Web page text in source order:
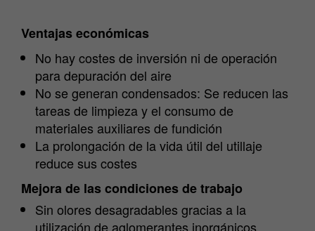
Ventajas económicas
No hay costes de inversión ni de operación
para depuración del aire
No se generan condensados: Se reducen las
tareas de limpieza y el consumo de
materiales auxiliares de fundición
La prolongación de la vida útil del utillaje
reduce sus costes
Mejora de las condiciones de trabajo
Sin olores desagradables gracias a la
utilización de aglomerantes inorgánicos